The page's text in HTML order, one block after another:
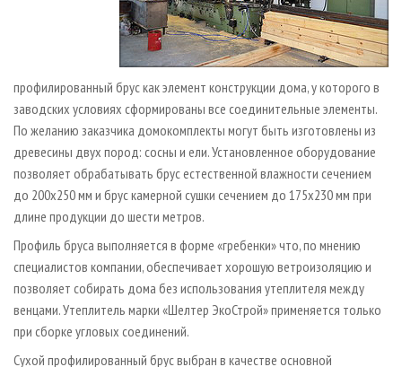
профилированный брус как элемент конструкции дома, у которого в
заводских условиях сформированы все соединительные элементы.
По желанию заказчика домокомплекты могут быть изготовлены из
древесины двух пород: сосны и ели. Установленное оборудование
позволяет обрабатывать брус естественной влажности сечением
до 200х250 мм и брус камерной сушки сечением до 175х230 мм при
длине продукции до шести метров.
Профиль бруса выполняется в форме «гребенки» что, по мнению
специалистов компании, обеспечивает хорошую ветроизоляцию и
позволяет собирать дома без использования утеплителя между
венцами. Утеплитель марки «Шелтер ЭкоСтрой» применяется только
при сборке угловых соединений.
Сухой профилированный брус выбран в качестве основной